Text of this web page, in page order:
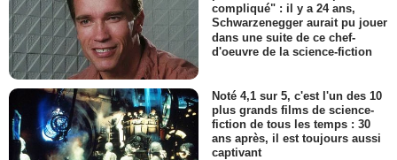
compliqué" : il y a 24 ans,
Schwarzenegger aurait pu jouer
dans une suite de ce chef-
d'oeuvre de la science-fiction
Noté 4,1 sur 5, c'est l'un des 10
plus grands films de science-
fiction de tous les temps : 30
ans après, il est toujours aussi
captivant